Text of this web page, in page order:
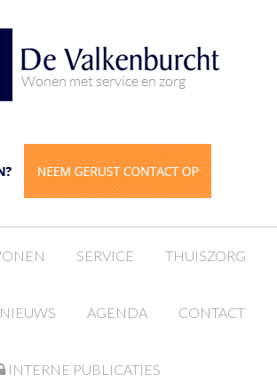
SERVICE THUISZORG
NIEUWS AGENDA CONTACT
INTERNE PUBLICATIES